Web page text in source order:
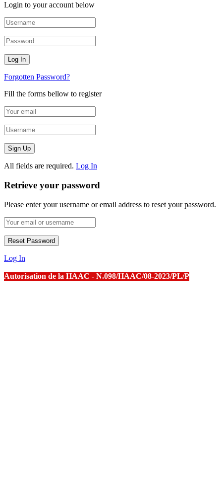
Login to your account below
Forgotten Password?
Fill the forms bellow to register
All fields are required. Log In
Retrieve your password
Please enter your username or email address to reset your password.
Log In
Autorisation de la HAAC - N.098/HAAC/08-2023/PL/P